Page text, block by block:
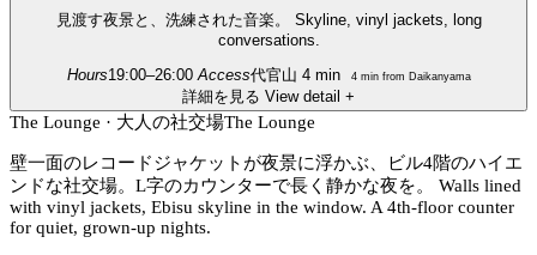
見渡す夜景と、洗練された音楽。
Skyline, vinyl jackets, long
conversations.
Hours19:00–26:00 Access代官山 4 min4 min from Daikanyama
詳細を見る View detail +
The Lounge · 大人の社交場The Lounge
壁一面のレコードジャケットが夜景に浮かぶ、ビル4階のハイエ
ンドな社交場。L字のカウンターで長く静かな夜を。
Walls lined
with vinyl jackets, Ebisu skyline in the window. A 4th-floor counter
for quiet, grown-up nights.